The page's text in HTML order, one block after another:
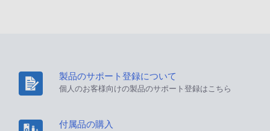
製品のサポート登録について
個人のお客様向けの製品のサポート登録はこちら
付属品の購入